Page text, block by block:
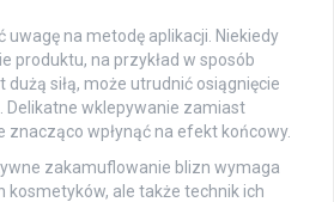
uwagę na metodę aplikacji. Niekiedy
produktu, na przykład w sposób
siłą, może utrudnić osiągnięcie
wklepywanie zamiast
wpłynąć na efekt końcowy.
zakamuflowanie blizn wymaga
kosmetyków, ale także technik ich